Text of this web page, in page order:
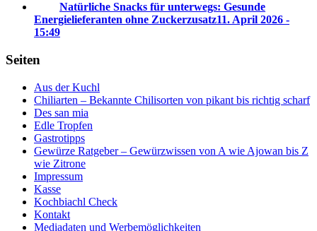
Natürliche Snacks für unterwegs: Gesunde
Energielieferanten ohne Zuckerzusatz11. April 2026 -
15:49
Seiten
Aus der Kuchl
Chiliarten – Bekannte Chilisorten von pikant bis richtig scharf
Des san mia
Edle Tropfen
Gastrotipps
Gewürze Ratgeber – Gewürzwissen von A wie Ajowan bis Z
wie Zitrone
Impressum
Kasse
Kochbiachl Check
Kontakt
Mediadaten und Werbemöglichkeiten